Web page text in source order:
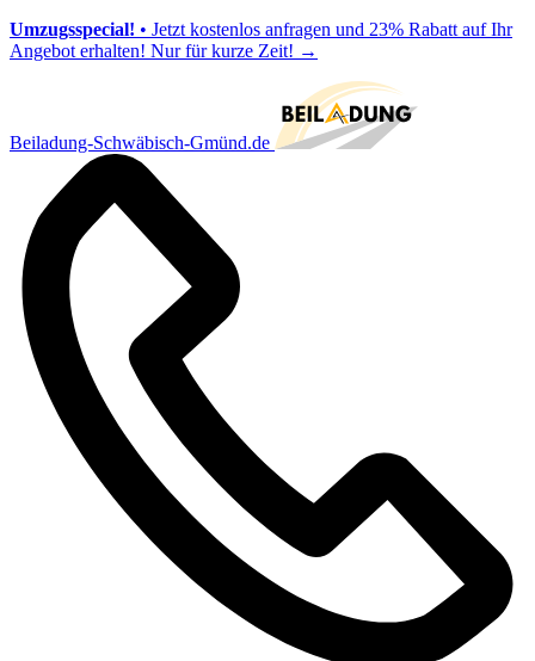
Umzugsspecial! • Jetzt kostenlos anfragen und 23% Rabatt auf Ihr
Angebot erhalten! Nur für kurze Zeit! →
Beiladung-Schwäbisch-Gmünd.de